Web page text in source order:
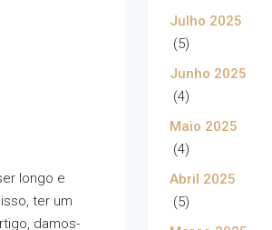
longo e
ter um
damos-
Julho 2025
(5)
Junho 2025
(4)
Maio 2025
(4)
Abril 2025
(5)